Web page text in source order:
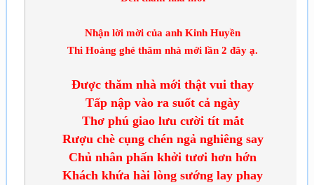
Nhận lời mời của anh Kinh Huyền
Thi Hoàng ghé thăm nhà mới lần 2 đây ạ.
Được thăm nhà mới thật vui thay
Tấp nập vào ra suốt cả ngày
Thơ phú giao lưu cười tít mắt
Rượu chè cụng chén ngả nghiêng say
Chủ nhân phấn khởi tươi hơn hớn
Khách khứa hài lòng sướng lay phay